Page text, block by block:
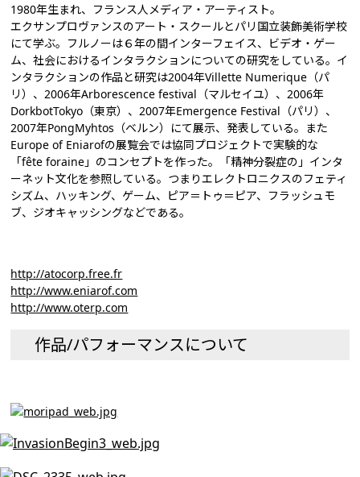
1980年生まれ、フランス人メディア・アーティスト。
エクサンプロヴァンスのアート・スクールとパリ国立装飾美術学校
にて学ぶ。フルノーは６年の間インターフェイス、ビデオ・ゲー
ム、社会におけるインタラクションについての研究をしている。イ
ンタラクションの作品と研究は2004年Villette Numerique（パ
リ）、2006年Arborescence festival（マルセイユ）、2006年
DorkbotTokyo（東京）、2007年Emergence Festival（パリ）、
2007年PongMyhtos（ベルン）にて展示、発表している。また
Europe of Eniarofの展覧会では協同プロジェクトで実験的な
「fête foraine」のコンセプトを作った。「精神分裂症の」インタ
ーネット文化を参照している。つまりエレクトロニクスのフェティ
シズム、ハッキング、ゲーム、ピア＝トゥ＝ピア、フラッシュモ
ブ、ジオキャッシングなどである。
http://atocorp.free.fr
http://www.eniarof.com
http://www.oterp.com
作品/パフォーマンスについて